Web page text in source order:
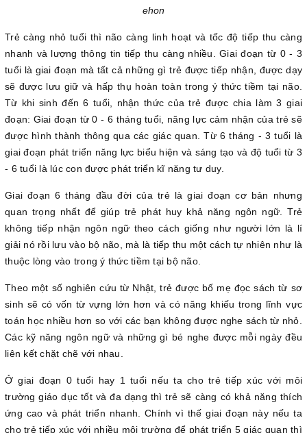
ehon
Trẻ càng nhỏ tuổi thì não càng linh hoạt và tốc độ tiếp thu càng
nhanh và lượng thông tin tiếp thu càng nhiều. Giai đoạn từ 0 - 3
tuổi là giai đoạn mà tất cả những gì trẻ được tiếp nhận, được dạy
sẽ được lưu giữ và hấp thụ hoàn toàn trong ý thức tiềm tại não.
Từ khi sinh đến 6 tuổi, nhận thức của trẻ được chia làm 3 giai
đoạn: Giai đoạn từ 0 - 6 tháng tuổi, năng lực cảm nhận của trẻ sẽ
được hình thành thông qua các giác quan. Từ 6 tháng - 3 tuổi là
giai đoạn phát triển năng lực biểu hiện và sáng tạo và độ tuổi từ 3
- 6 tuổi là lúc con được phát triển kĩ năng tư duy.
Giai đoạn 6 tháng đầu đời của trẻ là giai đoạn cơ bản nhưng
quan trọng nhất để giúp trẻ phát huy khả năng ngôn ngữ. Trẻ
không tiếp nhận ngôn ngữ theo cách giống như người lớn là lí
giải nó rồi lưu vào bộ não, mà là tiếp thu một cách tự nhiên như là
thuộc lòng vào trong ý thức tiềm tại bộ não.
Theo một số nghiên cứu từ Nhật, trẻ được bố mẹ đọc sách từ sơ
sinh sẽ có vốn từ vựng lớn hơn và có năng khiếu trong lĩnh vực
toán học nhiều hơn so với các bạn không được nghe sách từ nhỏ.
Các kỹ năng ngôn ngữ và những gì bé nghe được mỗi ngày đều
liên kết chặt chẽ với nhau.
Ở giai đoạn 0 tuổi hay 1 tuổi nếu ta cho trẻ tiếp xúc với môi
trường giáo dục tốt và đa dạng thì trẻ sẽ càng có khả năng thích
ứng cao và phát triển nhanh. Chính vì thế giai đoạn này nếu ta
cho trẻ tiếp xúc với nhiều môi trường để phát triển 5 giác quan thì